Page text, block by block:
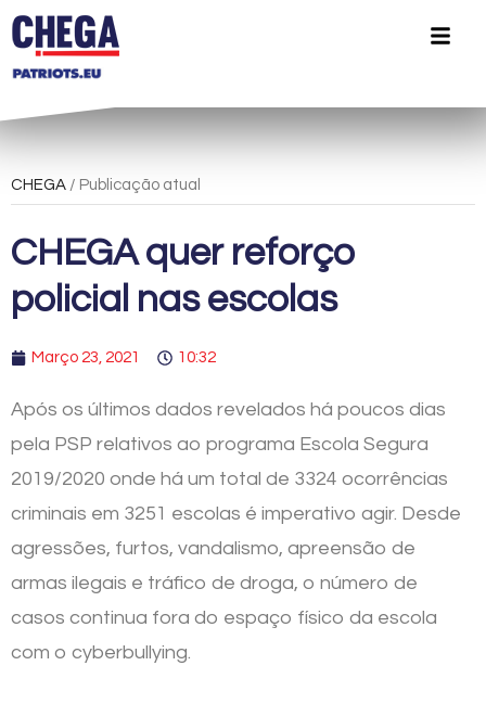
CHEGA / Publicação atual
CHEGA quer reforço
policial nas escolas
Março 23, 2021 10:32
Após os últimos dados revelados há poucos dias
pela PSP relativos ao programa Escola Segura
2019/2020 onde há um total de 3324 ocorrências
criminais em 3251 escolas é imperativo agir. Desde
agressões, furtos, vandalismo, apreensão de
armas ilegais e tráfico de droga, o número de
casos continua fora do espaço físico da escola
com o cyberbullying.